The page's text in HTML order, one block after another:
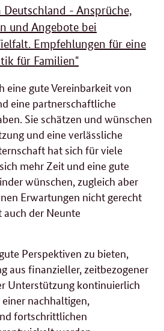
- Ansprüche,
und Angebote bei
Empfehlungen für eine
für Familien"
eine gute Vereinbarkeit von
eine partnerschaftliche
Sie schätzen und wünschen
und eine verlässliche
hat sich für viele
mehr Zeit und eine gute
wünschen, zugleich aber
Erwartungen nicht gerecht
auch der Neunte
Perspektiven zu bieten,
aus finanzieller, zeitbezogener
Unterstützung kontinuierlich
nachhaltigen,
fortschrittlichen